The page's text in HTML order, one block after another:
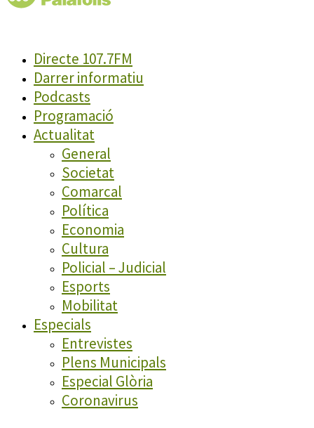
Directe 107.7FM
Darrer informatiu
Podcasts
Programació
Actualitat
General
Societat
Comarcal
Política
Economia
Cultura
Policial – Judicial
Esports
Mobilitat
Especials
Entrevistes
Plens Municipals
Especial Glòria
Coronavirus